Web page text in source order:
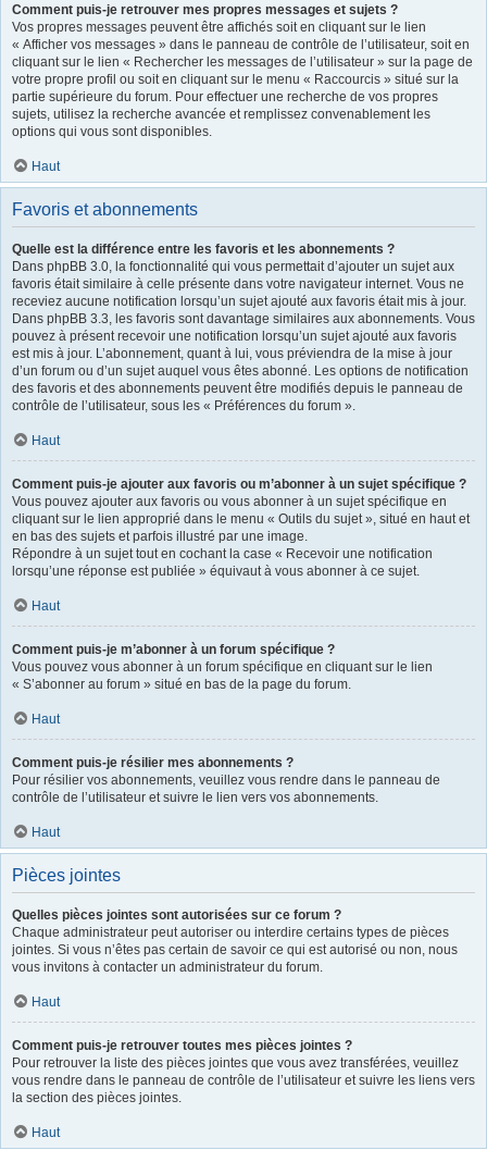
Comment puis-je retrouver mes propres messages et sujets ?
Vos propres messages peuvent être affichés soit en cliquant sur le lien
« Afficher vos messages » dans le panneau de contrôle de l’utilisateur, soit en
cliquant sur le lien « Rechercher les messages de l’utilisateur » sur la page de
votre propre profil ou soit en cliquant sur le menu « Raccourcis » situé sur la
partie supérieure du forum. Pour effectuer une recherche de vos propres
sujets, utilisez la recherche avancée et remplissez convenablement les
options qui vous sont disponibles.
Haut
Favoris et abonnements
Quelle est la différence entre les favoris et les abonnements ?
Dans phpBB 3.0, la fonctionnalité qui vous permettait d’ajouter un sujet aux
favoris était similaire à celle présente dans votre navigateur internet. Vous ne
receviez aucune notification lorsqu’un sujet ajouté aux favoris était mis à jour.
Dans phpBB 3.3, les favoris sont davantage similaires aux abonnements. Vous
pouvez à présent recevoir une notification lorsqu’un sujet ajouté aux favoris
est mis à jour. L’abonnement, quant à lui, vous préviendra de la mise à jour
d’un forum ou d’un sujet auquel vous êtes abonné. Les options de notification
des favoris et des abonnements peuvent être modifiés depuis le panneau de
contrôle de l’utilisateur, sous les « Préférences du forum ».
Haut
Comment puis-je ajouter aux favoris ou m’abonner à un sujet spécifique ?
Vous pouvez ajouter aux favoris ou vous abonner à un sujet spécifique en
cliquant sur le lien approprié dans le menu « Outils du sujet », situé en haut et
en bas des sujets et parfois illustré par une image.
Répondre à un sujet tout en cochant la case « Recevoir une notification
lorsqu’une réponse est publiée » équivaut à vous abonner à ce sujet.
Haut
Comment puis-je m’abonner à un forum spécifique ?
Vous pouvez vous abonner à un forum spécifique en cliquant sur le lien
« S’abonner au forum » situé en bas de la page du forum.
Haut
Comment puis-je résilier mes abonnements ?
Pour résilier vos abonnements, veuillez vous rendre dans le panneau de
contrôle de l’utilisateur et suivre le lien vers vos abonnements.
Haut
Pièces jointes
Quelles pièces jointes sont autorisées sur ce forum ?
Chaque administrateur peut autoriser ou interdire certains types de pièces
jointes. Si vous n’êtes pas certain de savoir ce qui est autorisé ou non, nous
vous invitons à contacter un administrateur du forum.
Haut
Comment puis-je retrouver toutes mes pièces jointes ?
Pour retrouver la liste des pièces jointes que vous avez transférées, veuillez
vous rendre dans le panneau de contrôle de l’utilisateur et suivre les liens vers
la section des pièces jointes.
Haut